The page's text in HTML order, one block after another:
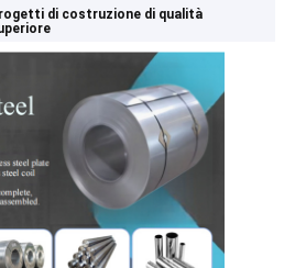
di costruzione di qualità